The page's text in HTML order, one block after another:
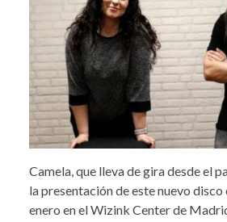
Camela, que lleva de gira desde el
la presentación de este nuevo
enero en el Wizink Center de